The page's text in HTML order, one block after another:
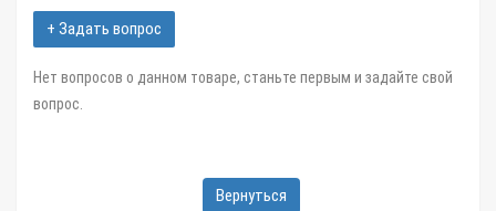
+ Задать вопрос
Нет вопросов о данном товаре, станьте первым и задайте свой
вопрос.
Вернуться